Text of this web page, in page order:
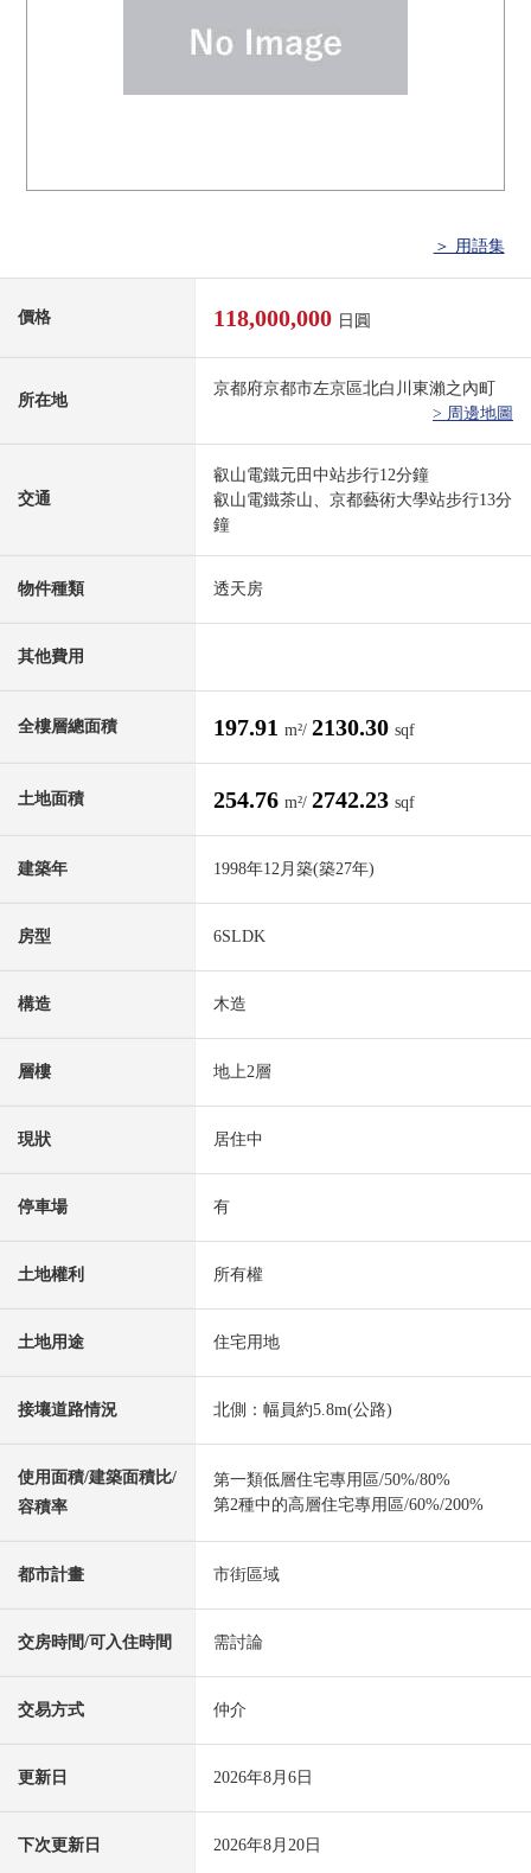
＞ 用語集
價格 118,000,000 日圓
所在地
京都府京都市左京區北白川東瀨之內町
> 周邊地圖
交通
叡山電鐵元田中站步行12分鐘
叡山電鐵茶山、京都藝術大學站步行13分
鐘
物件種類 透天房
其他費用
全樓層總面積 197.91 m²/ 2130.30 sqf
土地面積 254.76 m²/ 2742.23 sqf
建築年 1998年12月築(築27年)
房型 6SLDK
構造 木造
層樓 地上2層
現狀 居住中
停車場 有
土地權利 所有權
土地用途 住宅用地
接壤道路情況 北側：幅員約5.8m(公路)
使用面積/建築面積比/
容積率
第一類低層住宅專用區/50%/80%
第2種中的高層住宅專用區/60%/200%
都市計畫 市街區域
交房時間/可入住時間 需討論
交易方式 仲介
更新日 2026年8月6日
下次更新日 2026年8月20日